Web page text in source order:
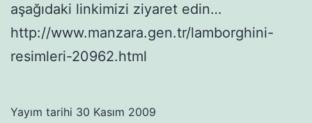
aşağıdaki linkimizi ziyaret edin…
http://www.manzara.gen.tr/lamborghini-
resimleri-20962.html
Yayım tarihi 30 Kasım 2009